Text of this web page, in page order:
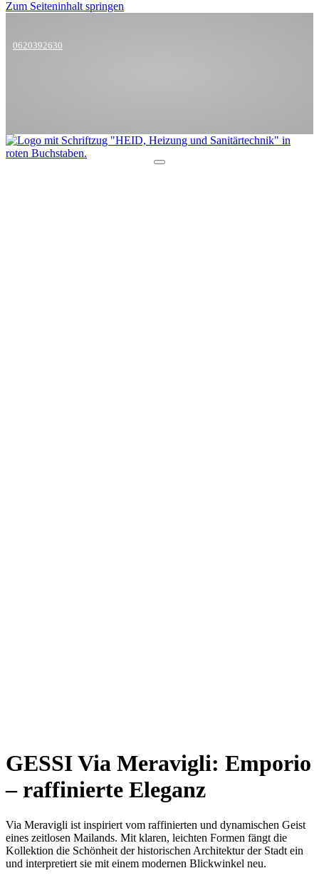
Zum Seiteninhalt springen
0620392630
GESSI Via Meravigli: Emporio
– raffinierte Eleganz
Via Meravigli ist inspiriert vom raffinierten und dynamischen Geist
eines zeitlosen Mailands. Mit klaren, leichten Formen fängt die
Kollektion die Schönheit der historischen Architektur der Stadt ein
und interpretiert sie mit einem modernen Blickwinkel neu.